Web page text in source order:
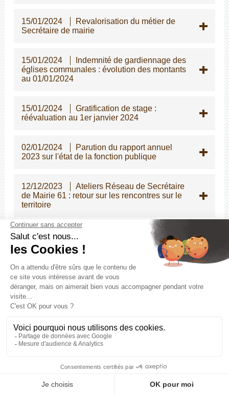
15/01/2024
Revalorisation du métier de
Secrétaire de mairie
15/01/2024
Indemnité de gardiennage des
églises communales : évolution des montants
au 01/01/2024
15/01/2024
Gratification de stage :
réévaluation au 1er janvier 2024
02/01/2024
Parution du rapport annuel
2023 sur l'état de la fonction publique
12/12/2023
Ateliers Réseau de Secrétaire
de Mairie 61 : retour sur les rencontres sur le
territoire
12/12/2023
ATSEM principal de 2e classe
- Instauration d'une épreuve écrite
d'admissibilité pour le concours interne
05/12/2023
Modifications des dispositions
indiciaires applicables à certains cadres
d'emplois de la police municipale
04/12/2023
Stages pour les élèves de
seconde
28/11/2023
Guide pratique relatif à la prise
violences conjugales et intrafamiliales